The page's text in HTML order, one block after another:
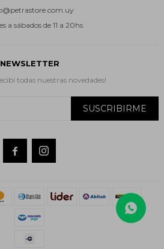
a sábados de 11 a 20hs
NEWSLETTER
todas nuestras novedades!
SUSCRIBIRME
 